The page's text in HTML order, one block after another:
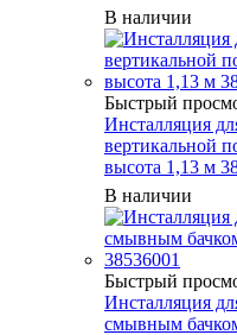
В наличии
Быстрый
Инсталляция
вертикальной
высота 1,13 м
В наличии
Быстрый
Инсталляция
смывным